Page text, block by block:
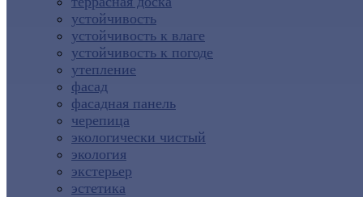
устойчивость
устойчивость к влаге
устойчивость к погоде
утепление
фасад
фасадная панель
черепица
экологически чистый
экология
экстерьер
эстетика